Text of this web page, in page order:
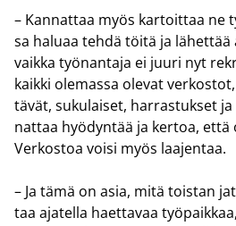
– Kan­nat­taa myös kar­toit­taa ne
sa ha­lu­aa tehdä töitä ja lä­het­tää
vaik­ka työ­nan­ta­ja ei juuri nyt
kaik­ki ole­mas­sa ole­vat
tä­vät, su­ku­lai­set, har­ras­tuk­set
nat­taa hyö­dyn­tää ja ker­toa, että
Ver­kos­toa voisi myös laa­jen­taa.
– Ja tämä on asia, mitä tois­tan
taa aja­tel­la haet­ta­vaa